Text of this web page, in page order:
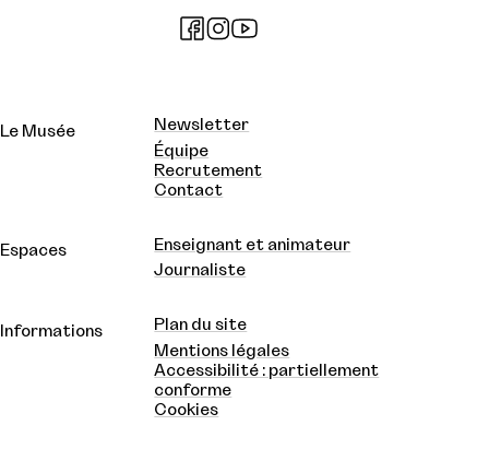
Le Musée
Newsletter
Équipe
Recrutement
Contact
Espaces
Enseignant et animateur
Journaliste
Informations
Plan du site
Mentions légales
Accessibilité : partiellement
conforme
Cookies